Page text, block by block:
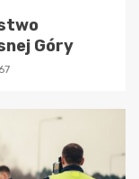
Góry
67